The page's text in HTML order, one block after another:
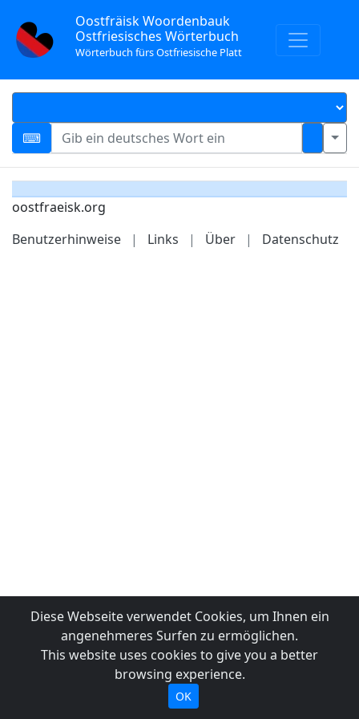
Oostfräisk Woordenbauk
Ostfriesisches Wörterbuch
Wörterbuch fürs Ostfriesische Platt
oostfraeisk.org
Benutzerhinweise
| Links | Über | Datenschutz
Diese Webseite verwendet Cookies, um Ihnen ein
angenehmeres Surfen zu ermöglichen.
This website uses cookies to give you a better
browsing experience.
OK